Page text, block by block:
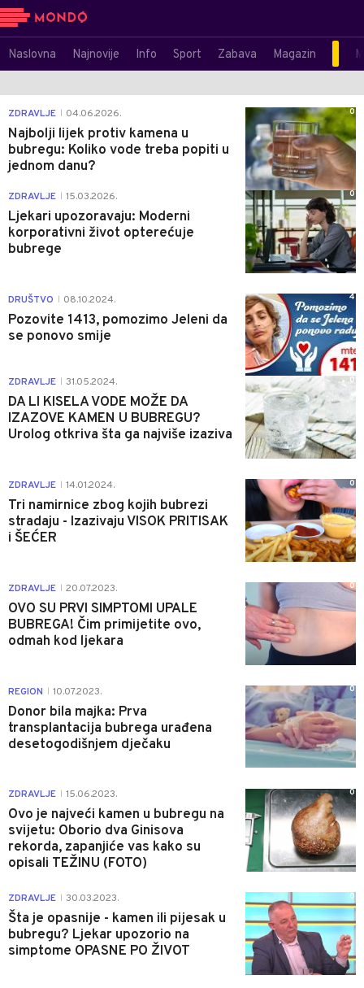
Naslovna Najnovije Info Sport Zabava Magazin
ZDRAVLJE 04.06.2026.
Najbolji lijek protiv kamena u
bubregu: Koliko vode treba popiti u
jednom danu?
0
ZDRAVLJE 15.03.2026.
Ljekari upozoravaju: Moderni
korporativni život opterećuje
bubrege
0
DRUŠTVO 08.10.2024.
Pozovite 1413, pomozimo Jeleni da
se ponovo smije
4
ZDRAVLJE 31.05.2024.
DA LI KISELA VODE MOŽE DA
IZAZOVE KAMEN U BUBREGU?
Urolog otkriva šta ga najviše izaziva
0
ZDRAVLJE 14.01.2024.
Tri namirnice zbog kojih bubrezi
stradaju - Izazivaju VISOK PRITISAK
i ŠEĆER
0
ZDRAVLJE 20.07.2023.
OVO SU PRVI SIMPTOMI UPALE
BUBREGA! Čim primijetite ovo,
odmah kod ljekara
0
REGION 10.07.2023.
Donor bila majka: Prva
transplantacija bubrega urađena
desetogodišnjem dječaku
0
ZDRAVLJE 15.06.2023.
Ovo je najveći kamen u bubregu na
svijetu: Oborio dva Ginisova
rekorda, zapanjiće vas kako su
opisali TEŽINU (FOTO)
0
ZDRAVLJE 30.03.2023.
Šta je opasnije - kamen ili pijesak u
bubregu? Ljekar upozorio na
simptome OPASNE PO ŽIVOT
0